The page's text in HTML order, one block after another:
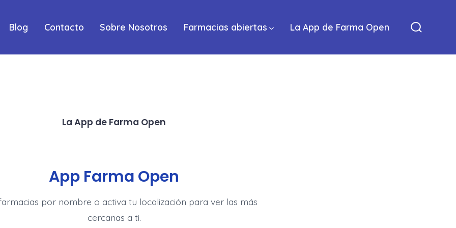
la
Blog Contacto Sobre Nosotros Farmacias abiertas La App de Farma Open
La App de Farma Open
App Farma Open
por nombre o activa tu localización para ver las más
cercanas a ti.